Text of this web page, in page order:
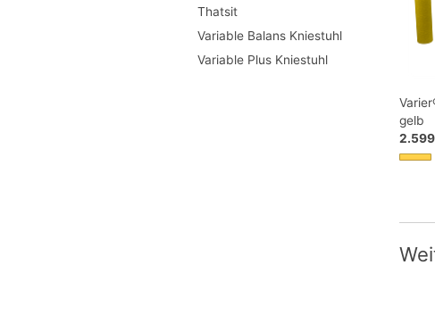
Thatsit
Variable Balans Kniestuhl
Variable Plus Kniestuhl
gelb